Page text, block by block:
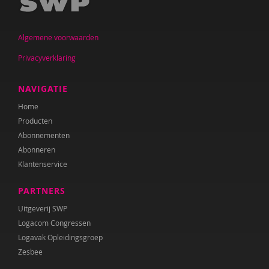
Jan De Mets
Vicky Dellas
A. van Dinther-Erkens
Angela van Dinther-Erkens
Nanne van Doorn
Wieteke van Dort
Lonneke van Elburg
Belinda Fallaux
Paula Fikkert
Yolanda Geleynse
Algemene voorwaarden
Privacyverklaring
NAVIGATIE
Home
Producten
Abonnementen
Abonneren
Klantenservice
PARTNERS
Uitgeverij SWP
Logacom Congressen
Logavak Opleidingsgroep
Zesbee